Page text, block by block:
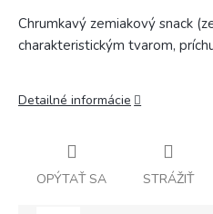
Chrumkavý zemiakový snack
charakteristickým tvarom,
Detailné informácie
OPÝTAŤ SA STRÁŽIŤ